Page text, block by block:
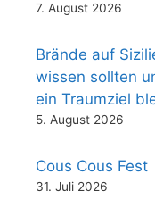
7. August 2026
Brände auf
wissen sollten
ein Traumziel
5. August 2026
Cous Cous Fest
31. Juli 2026